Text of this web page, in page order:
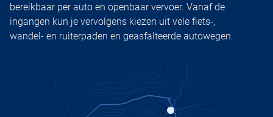
bereikbaar per auto en openbaar vervoer. Vanaf de
ingangen kun je vervolgens kiezen uit vele fiets-,
wandel- en ruiterpaden en geasfalteerde autowegen.